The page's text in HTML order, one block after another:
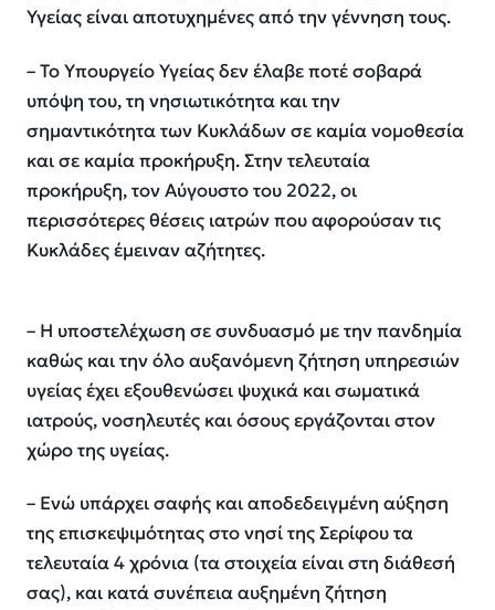
Υγείας είναι αποτυχημένες από την γέννηση τους.
– Το Υπουργείο Υγείας δεν έλαβε ποτέ σοβαρά
υπόψη του, τη νησιωτικότητα και την
σημαντικότητα των Κυκλάδων σε καμία νομοθεσία
και σε καμία προκήρυξη. Στην τελευταία
προκήρυξη, τον Αύγουστο του 2022, οι
περισσότερες θέσεις ιατρών που αφορούσαν τις
Κυκλάδες έμειναν αζήτητες.
– Η υποστελέχωση σε συνδυασμό με την πανδημία
καθώς και την όλο αυξανόμενη ζήτηση υπηρεσιών
υγείας έχει εξουθενώσει ψυχικά και σωματικά
ιατρούς, νοσηλευτές και όσους εργάζονται στον
χώρο της υγείας.
– Ενώ υπάρχει σαφής και αποδεδειγμένη αύξηση
της επισκεψιμότητας στο νησί της Σερίφου τα
τελευταία 4 χρόνια (τα στοιχεία είναι στη διάθεσή
σας), και κατά συνέπεια αυξημένη ζήτηση